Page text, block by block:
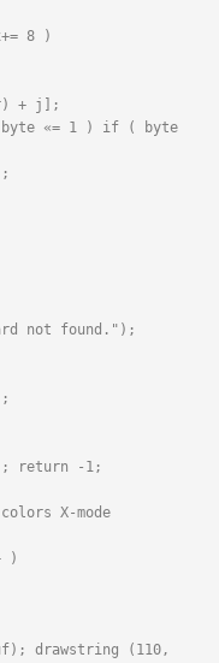
8 )
+ j];
«= 1 ) if ( byte
not found.");
return -1;
X-mode
)
drawstring (110,